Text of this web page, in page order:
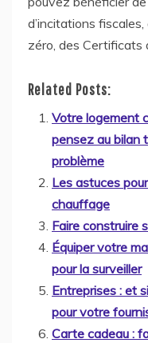
d’incitations fiscales,
zéro, des Certificats
Related Posts:
Votre logement
pensez au bilan
problème
Les astuces
chauffage
Faire construire
Équiper votre
pour la surveiller
Entreprises : et
pour votre
Carte cadeau :